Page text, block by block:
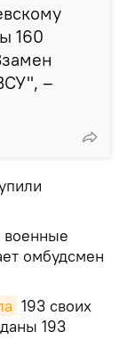
160
–
военные
омбудсмен
193 своих
193